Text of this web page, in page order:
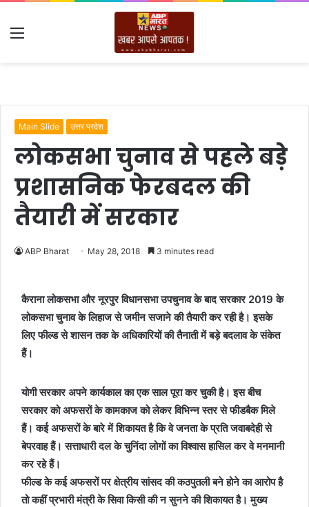
Menu
Main Slide उत्तर प्रदेश
लोकसभा चुनाव से पहले बड़े
प्रशासनिक फेरबदल की
तैयारी में सरकार
ABP Bharat May 28, 2018 3 minutes read
कैराना लोकसभा और नूरपुर विधानसभा उपचुनाव के बाद सरकार 2019 के
लोकसभा चुनाव के लिहाज से जमीन सजाने की तैयारी कर रही है। इसके
लिए फील्ड से शासन तक के अधिकारियों की तैनाती में बड़े बदलाव के संकेत
हैं।
योगी सरकार अपने कार्यकाल का एक साल पूरा कर चुकी है। इस बीच
सरकार को अफसरों के कामकाज को लेकर विभिन्न स्तर से फीडबैक मिले
हैं। कई अफसरों के बारे में शिकायत है कि वे जनता के प्रति जवाबदेही से
बेपरवाह हैं। सत्ताधारी दल के चुनिंदा लोगों का विश्वास हासिल कर वे मनमानी
कर रहे हैं।
फील्ड के कई अफसरों पर क्षेत्रीय सांसद की कठपुतली बने होने का आरोप है
तो कहीं प्रभारी मंत्री के सिवा किसी की न सुनने की शिकायत है। मुख्य